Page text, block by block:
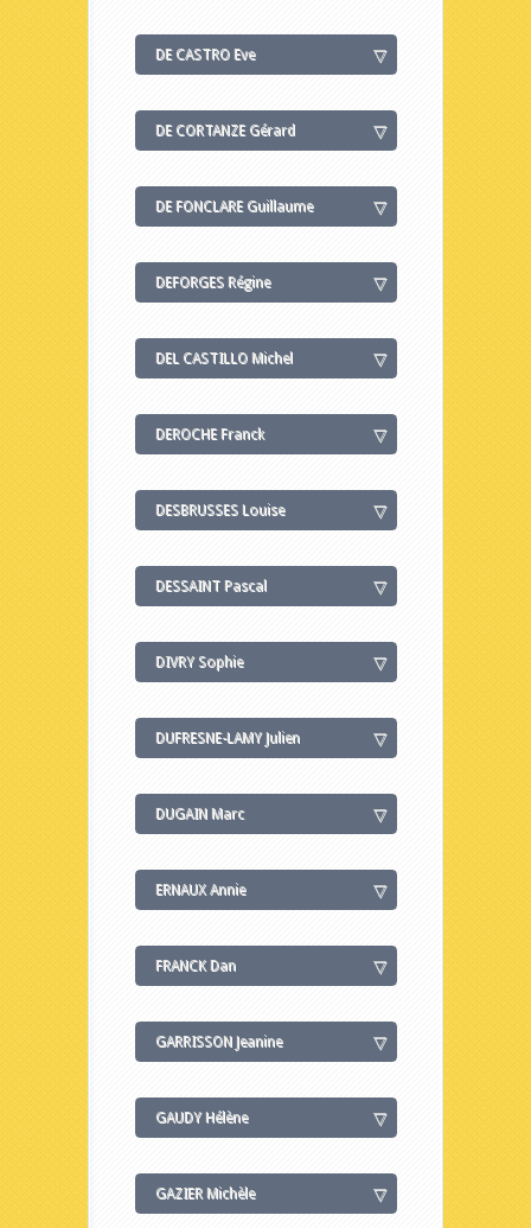
DE CASTRO Eve
DE CORTANZE Gérard
DE FONCLARE Guillaume
DEFORGES Régine
DEL CASTILLO Michel
DEROCHE Franck
DESBRUSSES Louise
DESSAINT Pascal
DIVRY Sophie
DUFRESNE-LAMY Julien
DUGAIN Marc
ERNAUX Annie
FRANCK Dan
GARRISSON Jeanine
GAUDY Hélène
GAZIER Michèle